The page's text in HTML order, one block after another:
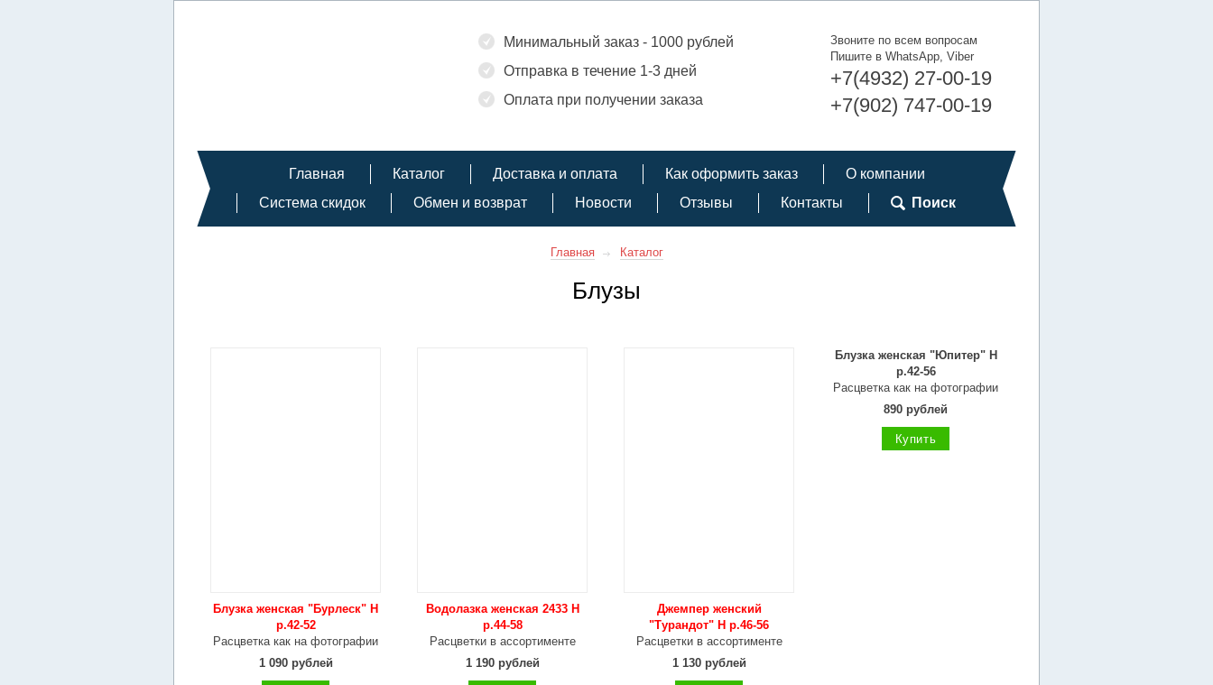
Минимальный заказ - 1000 рублей
Отправка в течение 1-3 дней
Оплата при получении заказа
Звоните по всем вопросам
Пишите в WhatsApp, Viber
+7(4932) 27-00-19
+7(902) 747-00-19
Главная Каталог Доставка и оплата Как оформить заказ
О компании
Система скидок
Обмен и возврат Новости Отзывы Контакты Поиск
Главная Каталог
Блузы
Блузка женская "Бурлеск" Н
р.42-52
Расцветка как на фотографии
1 090 рублей
Водолазка женская 2433 Н
р.44-58
Расцветки в ассортименте
1 190 рублей
Джемпер женский
"Турандот" Н р.46-56
Расцветки в ассортименте
1 130 рублей
Блузка женская "Юпитер" Н
р.42-56
Расцветка как на фотографии
890 рублей
Купить